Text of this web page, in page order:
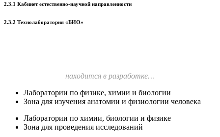
2.3.1 Кабинет естественно-научной направленности
2.3.2 Технолаборатория «БИО»
находится в разработке…
Лаборатории по физике, химии и биологии
Зона для изучения анатомии и физиологии человека
Лаборатории по химии, биологии и физике
Зона для проведения исследований